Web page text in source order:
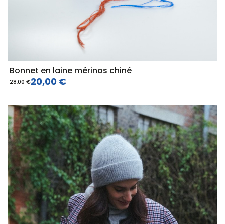
Bonnet en laine mérinos chiné
28,00 €20,00 €